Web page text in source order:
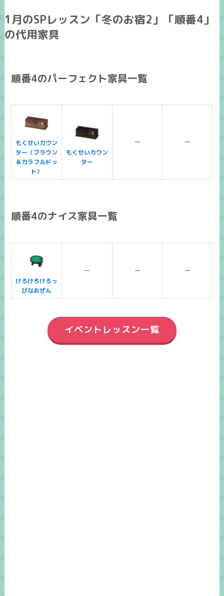
1月のSPレッスン「冬のお宿2」「順番4」
の代用家具
順番4のパーフェクト家具一覧
もくせいカウン
ター（ブラウン
＆カラフルドッ
ト）
もくせいカウン
ター
ー ー
順番4のナイス家具一覧
けろけろけろっ
ぴなおぜん
ー ー ー
イベントレッスン一覧